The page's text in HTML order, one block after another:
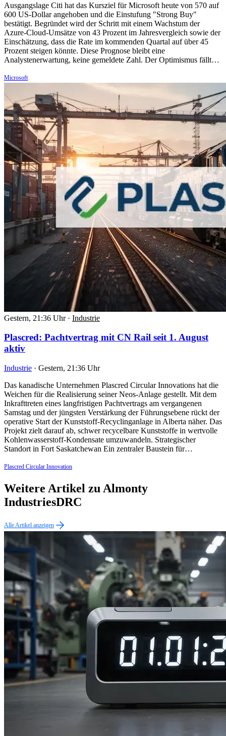
Ausgangslage Citi hat das Kursziel für Microsoft heute von 570 auf
600 US-Dollar angehoben und die Einstufung "Strong Buy"
bestätigt. Begründet wird der Schritt mit einem Wachstum der
Azure-Cloud-Umsätze von 43 Prozent im Jahresvergleich sowie der
Einschätzung, dass die Rate im kommenden Quartal auf über 45
Prozent steigen könnte. Diese Prognose bleibt eine
Analystenerwartung, keine gemeldete Zahl. Der Optimismus fällt…
Microsoft
Gestern, 21:36 Uhr · Industrie
Plascred: Pachtvertrag mit CN Rail seit 1. August
aktiv
Industrie · Gestern, 21:36 Uhr
Das kanadische Unternehmen Plascred Circular Innovations hat die
Weichen für die Realisierung seiner Neos-Anlage gestellt. Mit dem
Inkrafttreten eines langfristigen Pachtvertrags am vergangenen
Samstag und der jüngsten Verstärkung der Führungsebene rückt der
operative Start der Kunststoff-Recyclinganlage in Alberta näher. Das
Projekt zielt darauf ab, schwer recycelbare Kunststoffe in wertvolle
Kohlenwasserstoff-Kondensate umzuwandeln. Strategischer
Standort in Fort Saskatchewan Ein zentraler Baustein für…
Plascred Circular Innovation
Weitere Artikel zu Almonty
IndustriesDRC
Alle Artikel anzeigen